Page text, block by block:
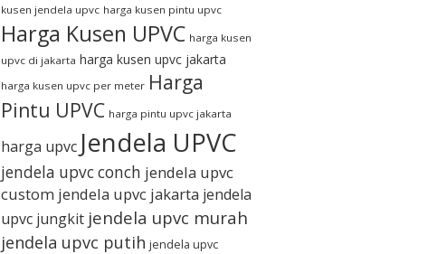
kusen jendela upvc harga kusen pintu upvc
Harga Kusen UPVC harga kusen
upvc di jakarta harga kusen upvc jakarta
harga kusen upvc per meter Harga
Pintu UPVC harga pintu upvc jakarta
harga upvc Jendela UPVC
jendela upvc conch jendela upvc
custom jendela upvc jakarta jendela
upvc jungkit jendela upvc murah
jendela upvc putih jendela upvc